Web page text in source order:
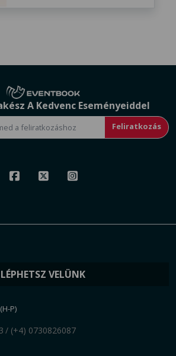
A Kedvenc Eseményeiddel
Feliratkozás
VELÜNK
P)
/ (+4) 0730826087